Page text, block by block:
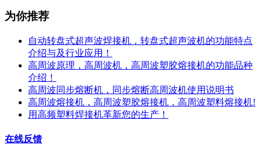
为你推荐
自动转盘式超声波焊接机，转盘式超声波机的功能特点
介绍与及行业应用！
高周波原理，高周波机，高周波塑胶熔接机的功能品种
介绍！
高周波同步熔断机，同步熔断高周波机使用说明书
高周波熔接机，高周波塑胶熔接机，高周波塑料熔接机!
用高频塑料焊接机革新您的生产！
在线反馈